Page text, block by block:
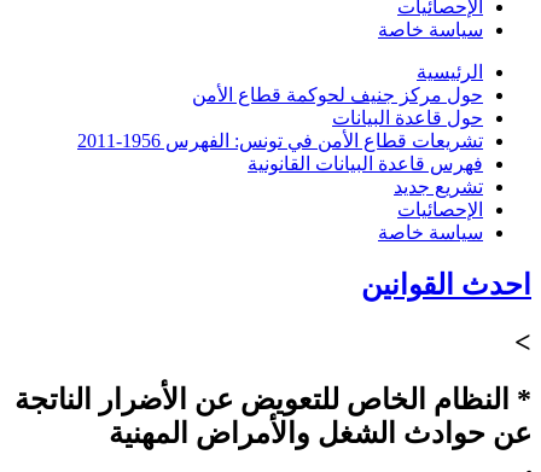
الإحصائيات
سياسة خاصة
الرئيسية
حول مركز جنيف لحوكمة قطاع الأمن
حول قاعدة البيانات
تشريعات قطاع الأمن في تونس: الفهرس 1956-2011
فهرس قاعدة البيانات القانونية
تشريع جديد
الإحصائيات
سياسة خاصة
احدث القوانين
>
* النظام الخاص للتعويض عن الأضرار الناتجة
عن حوادث الشغل والأمراض المهنية